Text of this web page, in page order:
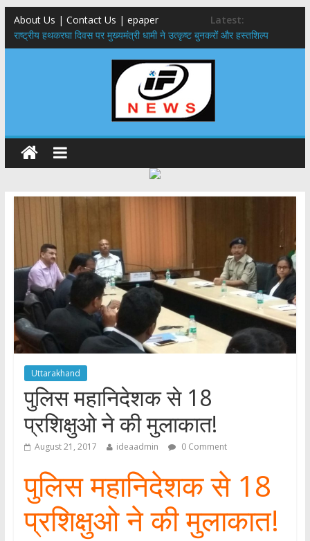
About Us | Contact Us | epaper
Latest:
राष्ट्रीय हथकरघा दिवस पर मुख्यमंत्री धामी ने उत्कृष्ट बुनकरों और हस्तशिल्प
कारीगरों को किया सम्मानित
मुख्यमंत्री ने उत्तराखण्ड क्षत्रिय कल्याण समिति की वेबसाइट एवं क्षत्रिय जागरण
मुख्यमंत्री ने हर घर तिरंगा यात्रा कार्यक्रम में किया प्रतिभाग,मुख्यमंत्री ने
प्रदेशवासियों से स्वतंत्रता दिवस पर अपने घरों में तिरंगा फहराने का किया आवाह्न
नंदा की चौकी पुल हादसा: PWD के EE, AE और JE निलंबित, सीएम धामी के निर्देश
पर सख्त कार्रवाई
मुख्यमंत्री ने 9 लाख 87 हजार17 पेंशन लाभार्थियों को कुल 146 करोड़ 32 लाख
की पेंशन राशि का किया भुगतान
Uttarakhand
पुलिस महानिदेशक से 18
प्रशिक्षुओ ने की मुलाकात!
August 21, 2017 ideaadmin 0 Comment
पुलिस महानिदेशक से 18
प्रशिक्षुओ ने की मुलाकात!